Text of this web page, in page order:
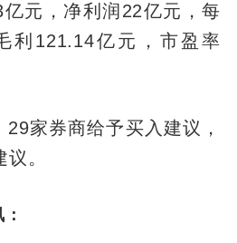
元，净利润22亿元，每
利121.14亿元，市盈率
家券商给予买入建议，
。